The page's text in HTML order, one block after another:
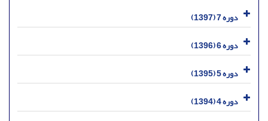
دوره 7 (1397)
دوره 6 (1396)
دوره 5 (1395)
دوره 4 (1394)